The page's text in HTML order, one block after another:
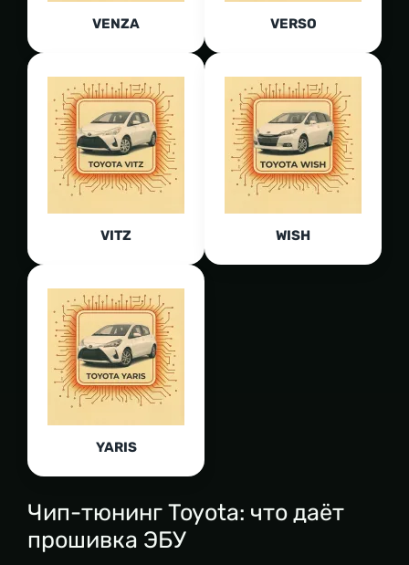
VENZA VERSO
VITZ WISH
YARIS
Чип-тюнинг Toyota: что даёт
прошивка ЭБУ